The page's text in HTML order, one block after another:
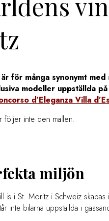
är för många synonymt
modeller uppställda
d’Eleganza Villa
följer inte den mallen.
miljön
is i St. Moritz i Schweiz
inte bilarna uppställda i